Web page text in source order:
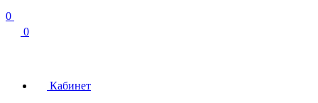
0
0
Кабинет